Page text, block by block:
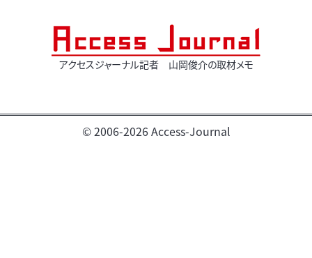
アクセスジャーナル記者 山岡俊介の取材メモ
© 2006-2026 Access-Journal